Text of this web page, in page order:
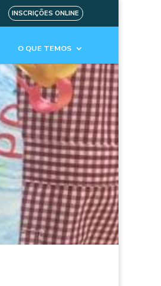
INSCRIÇÕES ONLINE
O QUE TEMOS